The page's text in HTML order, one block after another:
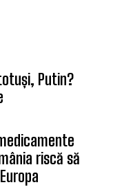
Putin?
riscă să